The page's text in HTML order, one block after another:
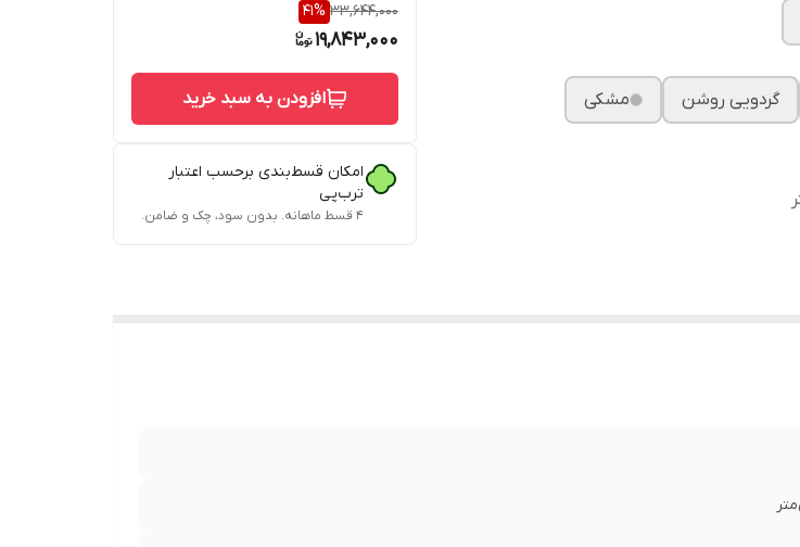
گردویی روشن
مشکی
33,644,000
41%
19,843,000
افزودن به سبد خرید
امکان قسط‌بندی برحسب اعتبار
ترب‌پی
۴ قسط ماهانه. بدون سود، چک و ضامن.